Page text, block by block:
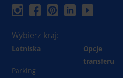
Wybierz kraj:
Lotniska
Parking
Opcje
transferu